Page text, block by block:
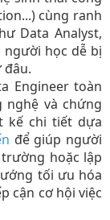
cùng ranh
Data Analyst,
người học dễ bị
đâu.
Engineer toàn
nghệ và chứng
kế chi tiết dựa
để giúp người
hoặc lập
tối ưu hóa
cận cơ hội việc